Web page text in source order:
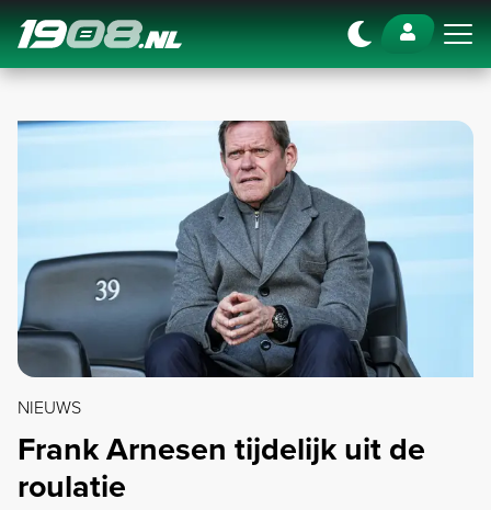
Navigation
NIEUWS
Frank Arnesen tijdelijk uit de
roulatie